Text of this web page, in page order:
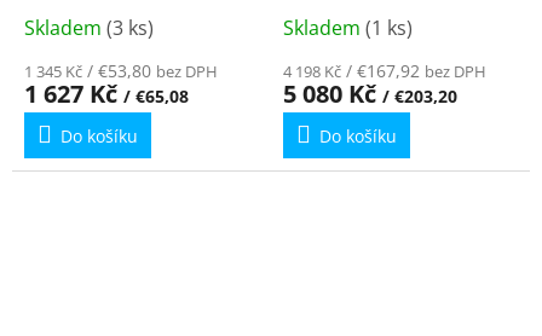
Chrom MK128.0 - 3/8"
Skladem (3 ks)
1 345 Kč / €53,80 bez DPH
1 627 Kč / €65,08
Do košíku
Chrom MK181.5/3 - 150
Skladem (1 ks)
4 198 Kč / €167,92 bez DPH
5 080 Kč / €203,20
Do košíku